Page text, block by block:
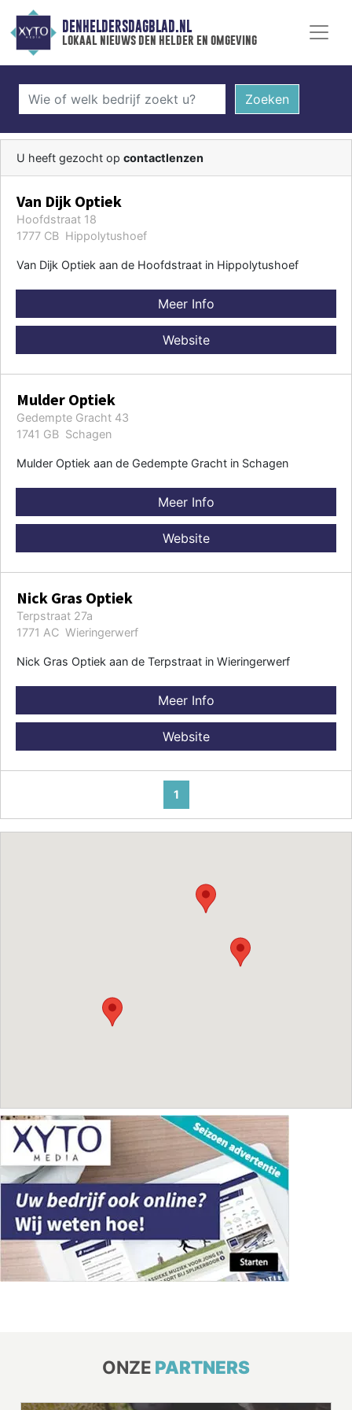
DENHELDERSDAGBLAD.NL
lokaal nieuws den helder en omgeving
Zoeken
U heeft gezocht op contactlenzen
Van Dijk Optiek
Hoofdstraat 18
1777 CB Hippolytushoef
Van Dijk Optiek aan de Hoofdstraat in Hippolytushoef
Meer Info
Website
Mulder Optiek
Gedempte Gracht 43
1741 GB Schagen
Mulder Optiek aan de Gedempte Gracht in Schagen
Meer Info
Website
Nick Gras Optiek
Terpstraat 27a
1771 AC Wieringerwerf
Nick Gras Optiek aan de Terpstraat in Wieringerwerf
Meer Info
Website
1
ONZE PARTNERS